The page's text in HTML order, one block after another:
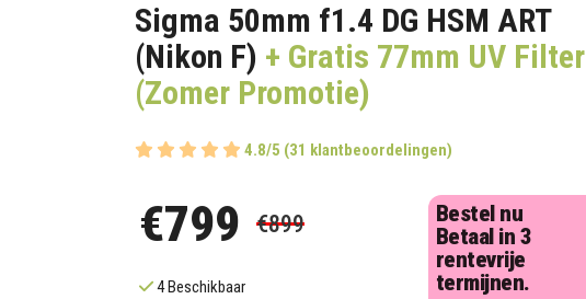
Sigma 50mm f1.4 DG HSM ART
(Nikon F) + Gratis 77mm UV Filter
(Zomer Promotie)
4.8/5 (31 klantbeoordelingen)
€799 €899
4 Beschikbaar
Bestel nu
Betaal in 3
rentevrije
termijnen.